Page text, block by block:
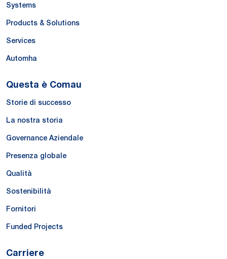
Systems
Products & Solutions
Services
Automha
Questa è Comau
Storie di successo
La nostra storia
Governance Aziendale
Presenza globale
Qualità
Sostenibilità
Fornitori
Funded Projects
Carriere